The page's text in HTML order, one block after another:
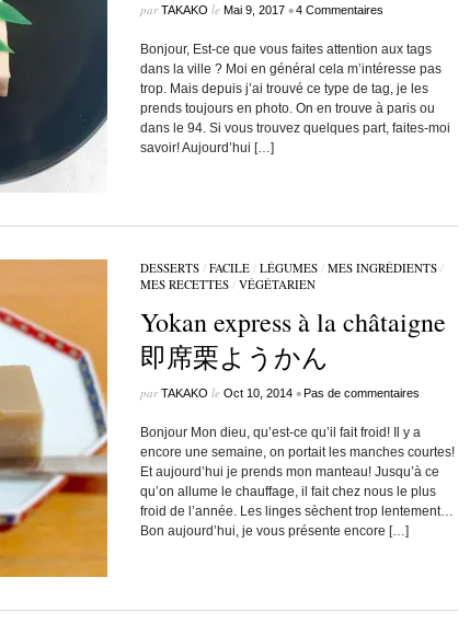
parTAKAKO le Mai 9, 2017 •4 Commentaires
Bonjour, Est-ce que vous faites attention aux tags
dans la ville ? Moi en général cela m’intéresse pas
trop. Mais depuis j’ai trouvé ce type de tag, je les
prends toujours en photo. On en trouve à paris ou
dans le 94. Si vous trouvez quelques part, faites-moi
savoir! Aujourd’hui […]
DESSERTS/ FACILE/ LÉGUMES/ MES INGRÉDIENTS/
MES RECETTES/ VÉGÉTARIEN
Yokan express à la châtaigne
即席栗ようかん
parTAKAKO le Oct 10, 2014 •Pas de commentaires
Bonjour Mon dieu, qu’est-ce qu’il fait froid! Il y a
encore une semaine, on portait les manches courtes!
Et aujourd’hui je prends mon manteau! Jusqu’à ce
qu’on allume le chauffage, il fait chez nous le plus
froid de l’année. Les linges sèchent trop lentement…
Bon aujourd’hui, je vous présente encore […]